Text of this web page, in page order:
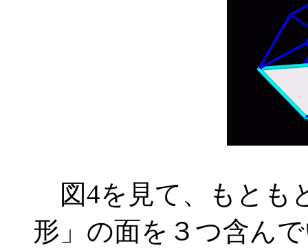
図4を見て、もとも
形」の面を３つ含ん